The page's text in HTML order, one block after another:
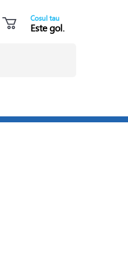
Cosul tau
Este gol.